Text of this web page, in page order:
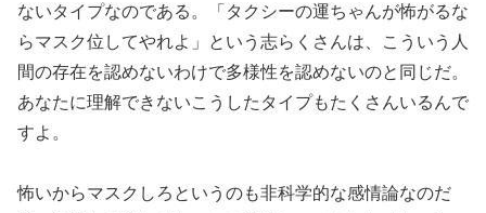
ないタイプなのである。「タクシーの運ちゃんが怖がるな
らマスク位してやれよ」という志らくさんは、こういう人
間の存在を認めないわけで多様性を認めないのと同じだ。
あなたに理解できないこうしたタイプもたくさんいるんで
すよ。
怖いからマスクしろというのも非科学的な感情論なのだ